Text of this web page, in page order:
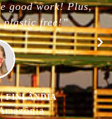
work! Plus,
free!”